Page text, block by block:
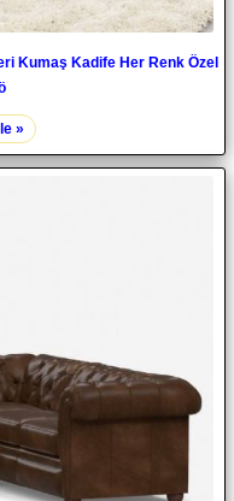
Kumaş Kadife Her Renk Özel
»